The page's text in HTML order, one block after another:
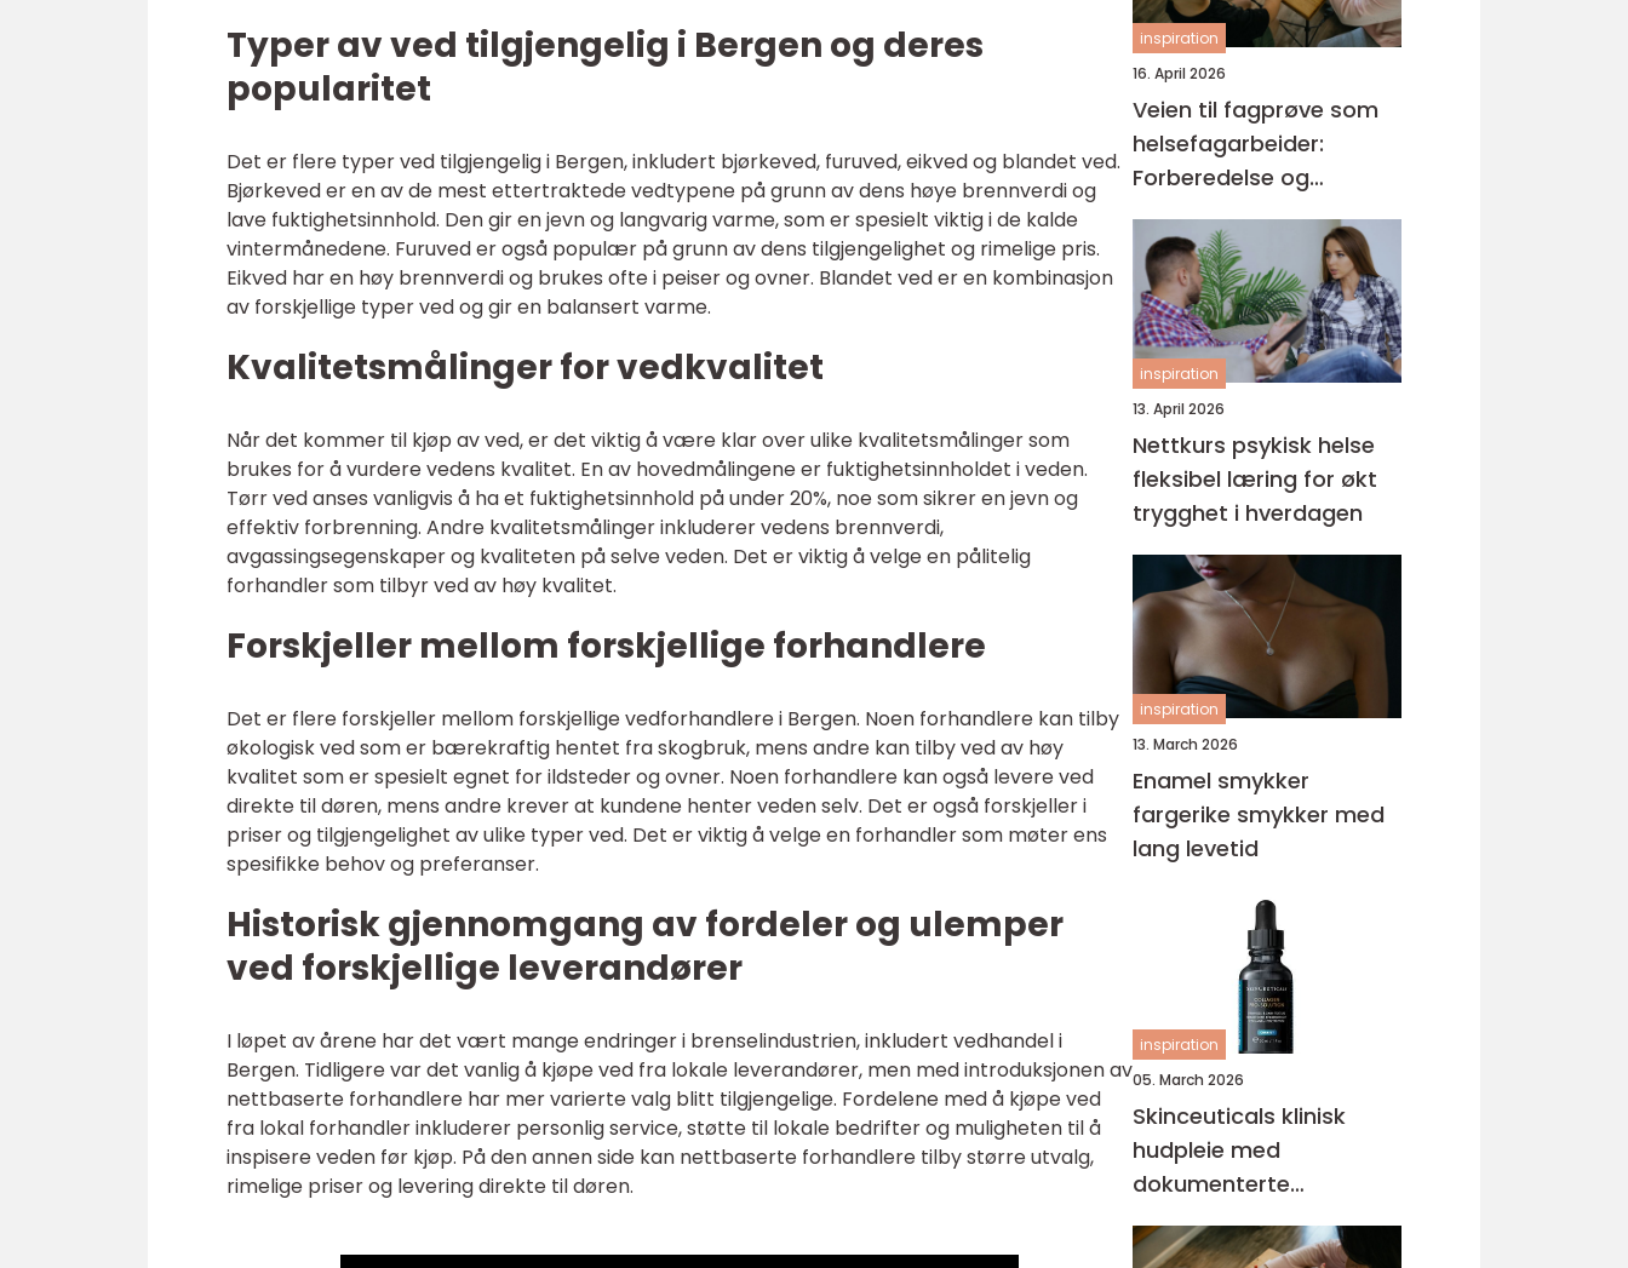
Typer av ved tilgjengelig i Bergen og deres
popularitet
Det er flere typer ved tilgjengelig i Bergen, inkludert bjørkeved, furuved, eikved og blandet ved.
Bjørkeved er en av de mest ettertraktede vedtypene på grunn av dens høye brennverdi og
lave fuktighetsinnhold. Den gir en jevn og langvarig varme, som er spesielt viktig i de kalde
vintermånedene. Furuved er også populær på grunn av dens tilgjengelighet og rimelige pris.
Eikved har en høy brennverdi og brukes ofte i peiser og ovner. Blandet ved er en kombinasjon
av forskjellige typer ved og gir en balansert varme.
Kvalitetsmålinger for vedkvalitet
Når det kommer til kjøp av ved, er det viktig å være klar over ulike kvalitetsmålinger som
brukes for å vurdere vedens kvalitet. En av hovedmålingene er fuktighetsinnholdet i veden.
Tørr ved anses vanligvis å ha et fuktighetsinnhold på under 20%, noe som sikrer en jevn og
effektiv forbrenning. Andre kvalitetsmålinger inkluderer vedens brennverdi,
avgassingsegenskaper og kvaliteten på selve veden. Det er viktig å velge en pålitelig
forhandler som tilbyr ved av høy kvalitet.
Forskjeller mellom forskjellige forhandlere
Det er flere forskjeller mellom forskjellige vedforhandlere i Bergen. Noen forhandlere kan tilby
økologisk ved som er bærekraftig hentet fra skogbruk, mens andre kan tilby ved av høy
kvalitet som er spesielt egnet for ildsteder og ovner. Noen forhandlere kan også levere ved
direkte til døren, mens andre krever at kundene henter veden selv. Det er også forskjeller i
priser og tilgjengelighet av ulike typer ved. Det er viktig å velge en forhandler som møter ens
spesifikke behov og preferanser.
Historisk gjennomgang av fordeler og ulemper
ved forskjellige leverandører
I løpet av årene har det vært mange endringer i brenselindustrien, inkludert vedhandel i
Bergen. Tidligere var det vanlig å kjøpe ved fra lokale leverandører, men med introduksjonen av
nettbaserte forhandlere har mer varierte valg blitt tilgjengelige. Fordelene med å kjøpe ved
fra lokal forhandler inkluderer personlig service, støtte til lokale bedrifter og muligheten til å
inspisere veden før kjøp. På den annen side kan nettbaserte forhandlere tilby større utvalg,
rimelige priser og levering direkte til døren.
inspiration
16. April 2026
Veien til fagprøve som
helsefagarbeider:
Forberedelse og
kompetansemål
inspiration
13. April 2026
Nettkurs psykisk helse
fleksibel læring for økt
trygghet i hverdagen
inspiration
13. March 2026
Enamel smykker
fargerike smykker med
lang levetid
inspiration
05. March 2026
Skinceuticals klinisk
hudpleie med
dokumenterte
resultater